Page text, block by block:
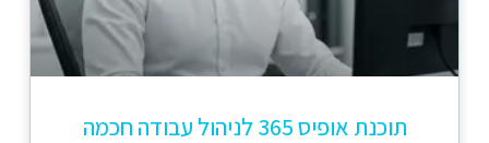
תוכנת אופיס 365 לניהול עבודה חכמה